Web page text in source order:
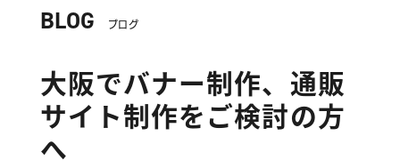
トップページ
BLOG ブログ
大阪でバナー制作、通販
サイト制作をご検討の方
へ